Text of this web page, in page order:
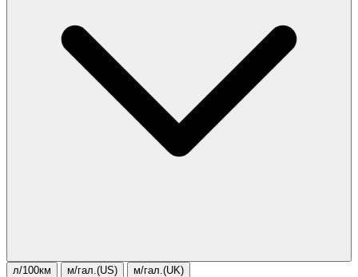
л/100км м/гал.(US) м/гал.(UK)